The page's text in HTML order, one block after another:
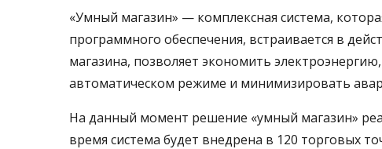
«Умный магазин» — комплексная система,
программного обеспечения, встраивается в
магазина, позволяет экономить
автоматическом режиме и минимизировать
На данный момент решение «умный магазин»
время система будет внедрена в 120 торговых